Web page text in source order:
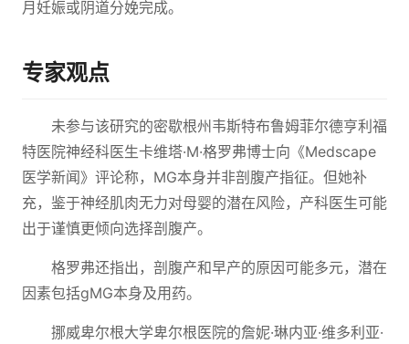
月妊娠或阴道分娩完成。
专家观点
未参与该研究的密歇根州韦斯特布鲁姆菲尔德亨利福
特医院神经科医生卡维塔·M·格罗弗博士向《Medscape
医学新闻》评论称，MG本身并非剖腹产指征。但她补
充，鉴于神经肌肉无力对母婴的潜在风险，产科医生可能
出于谨慎更倾向选择剖腹产。
格罗弗还指出，剖腹产和早产的原因可能多元，潜在
因素包括gMG本身及用药。
挪威卑尔根大学卑尔根医院的詹妮·琳内亚·维多利亚·